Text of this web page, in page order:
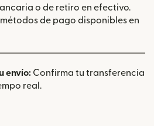
o de retiro en efectivo.
de pago disponibles en
envío: Confirma tu transferencia
real.